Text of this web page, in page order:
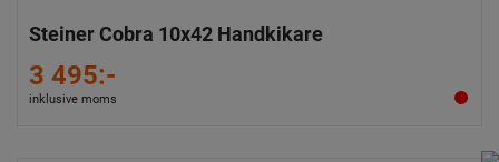
Steiner Cobra 10x42 Handkikare
3 495:-
inklusive moms